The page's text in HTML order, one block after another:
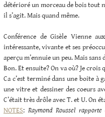
détérioré un morceau de bois tout
il s’agit. Mais quand même.
Conférence de Gisèle Vienne
intéressante, vivante et ses
aperçu m’ennuie un peu. Mais
Bon. Et ensuite? On va où? Je
Ca c’est terminé dans une boite à
une vitre et dessiner des coeurs
C’était très drôle avec T. et U. On
NOTES: Raymond Roussel